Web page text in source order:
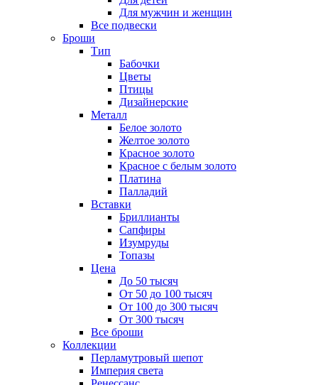
Для мужчин и женщин
Все подвески
Броши
Тип
Бабочки
Цветы
Птицы
Дизайнерские
Металл
Белое золото
Желтое золото
Красное золото
Красное с белым золото
Платина
Палладий
Вставки
Бриллианты
Сапфиры
Изумруды
Топазы
Цена
До 50 тысяч
От 50 до 100 тысяч
От 100 до 300 тысяч
От 300 тысяч
Все броши
Коллекции
Перламутровый шепот
Империя света